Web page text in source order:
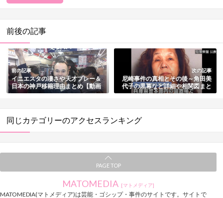
前後の記事
前の記事
イニエスタの凄さや天才プレー＆
日本の神戸移籍理由まとめ【動画
付き】
次の記事
尼崎事件の真相とその後～角田美
代子の黒幕など詳細や相関図まと
め
同じカテゴリーのアクセスランキング
PAGE TOP
MATOMEDIA [マトメディア]
MATOMEDIA(マトメディア)は芸能・ゴシップ・事件のサイトです。サイトで